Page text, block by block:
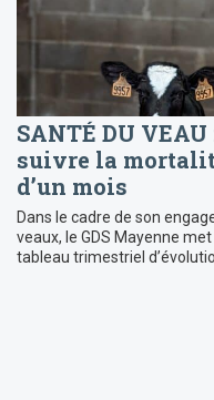
SANTÉ DU
suivre la
d’un mois
Dans le cadre de son
veaux, le GDS Mayenne
tableau trimestriel